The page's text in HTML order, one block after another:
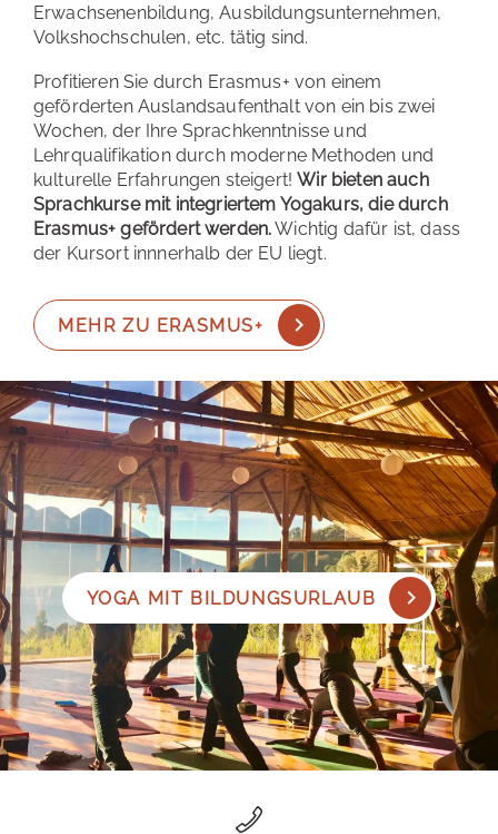
Erwachsenenbildung, Ausbildungsunternehmen,
Volkshochschulen, etc. tätig sind.
Profitieren Sie durch Erasmus+ von einem
geförderten Auslandsaufenthalt von ein bis zwei
Wochen, der Ihre Sprachkenntnisse und
Lehrqualifikation durch moderne Methoden und
kulturelle Erfahrungen steigert!Wir bieten auch
Sprachkurse mit integriertem Yogakurs, die durch
Erasmus+ gefördert werden.Wichtig dafür ist, dass
der Kursort innnerhalb der EU liegt.
MEHR ZU ERASMUS+
YOGA MIT BILDUNGSURLAUB